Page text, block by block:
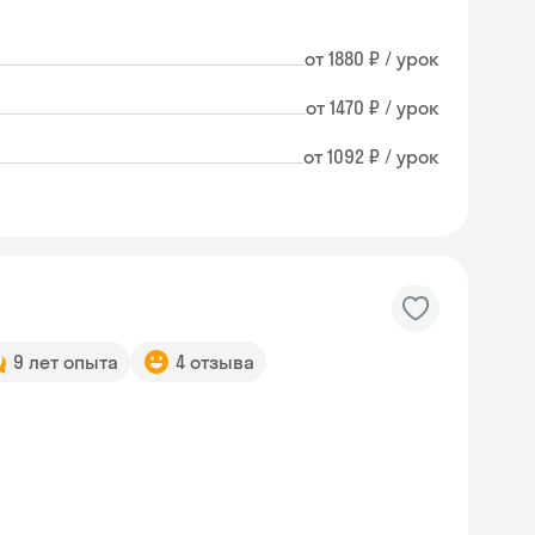
от 1880 ₽ / урок
от 1470 ₽ / урок
от 1092 ₽ / урок
9 лет опыта 4 отзыва